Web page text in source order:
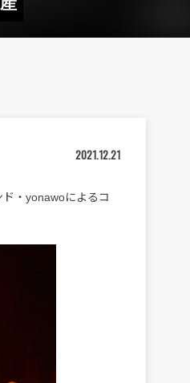
2021.12.21
・yonawoによるコ